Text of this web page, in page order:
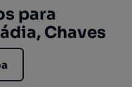
para
Chaves